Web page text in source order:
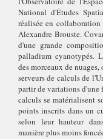
National d'Études
réalisée en
Alexandre Brouste.
d'une grande
palladium cyanotypés.
des morceaux de nuages,
serveurs de calculs de
partir de variations d'une
calculs se matérialisent
points inscrits dans un
selon leur hauteur
manière plus moins